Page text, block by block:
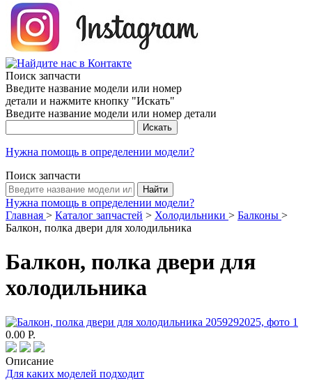
Поиск запчасти
Введите название модели или номер
детали и нажмите кнопку "Искать"
Введите название модели или номер детали
Нужна помощь в определении модели?
Поиск запчасти
Нужна помощь в определении модели?
Главная > Каталог запчастей > Холодильники > Балконы >
Балкон, полка двери для холодильника
Балкон, полка двери для
холодильника
0.00 Р.
Описание
Для каких моделей подходит